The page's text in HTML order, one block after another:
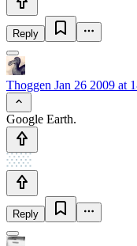
Reply
Thoggen Jan 26 2009 at
Google Earth.
Reply